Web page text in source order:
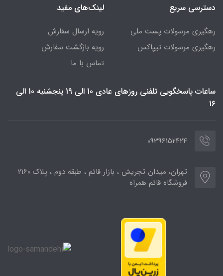
دسترسی سریع
رهگیری مرسولات پست ملی
رهگیری مرسولات تیپاکس
لینک‌های مفید
رویه ارسال سفارش
رویه بازگشت سفارش
تماس با ما
ساعات پاسخگویی تلفنی روزهای عادی 10 الی 19 پنجشنبه 10 الی
16
09396152424
تهران، میدان تجریش ، بازار قائم ، طبقه دوم ، پلاک 2160
فروشگاه قائم همراه